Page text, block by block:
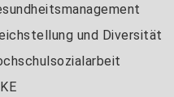
und Diversität